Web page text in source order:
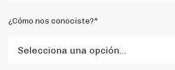
¿Cómo nos conociste?*